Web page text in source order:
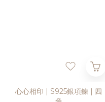
心心相印 | S925銀項鍊 | 四